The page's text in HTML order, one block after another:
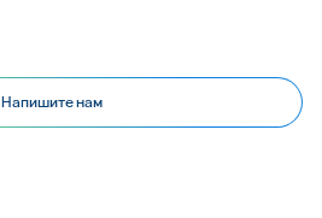
Напишите нам